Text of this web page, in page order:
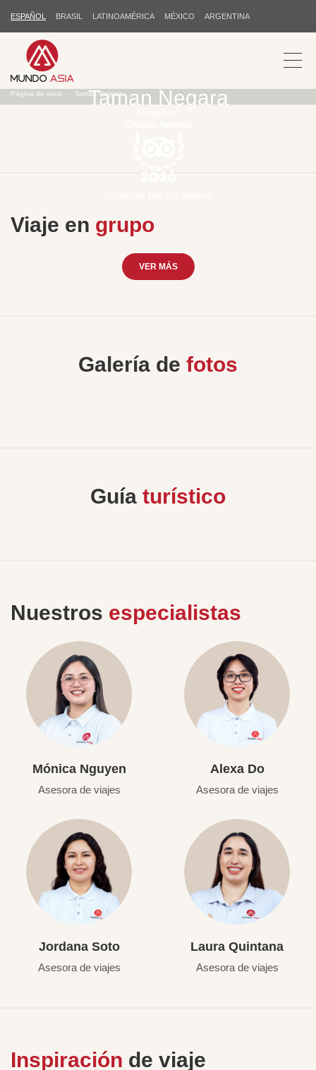
ESPAÑOL BRASIL LATINOAMÉRICA MÉXICO ARGENTINA
Taman Negara
Página de inicio Taman Negara
Viaje en grupo
VER MÁS
Galería de fotos
Guía turístico
Nuestros especialistas
Mónica Nguyen
Asesora de viajes
Alexa Do
Asesora de viajes
Jordana Soto
Asesora de viajes
Laura Quintana
Asesora de viajes
Inspiración de viaje